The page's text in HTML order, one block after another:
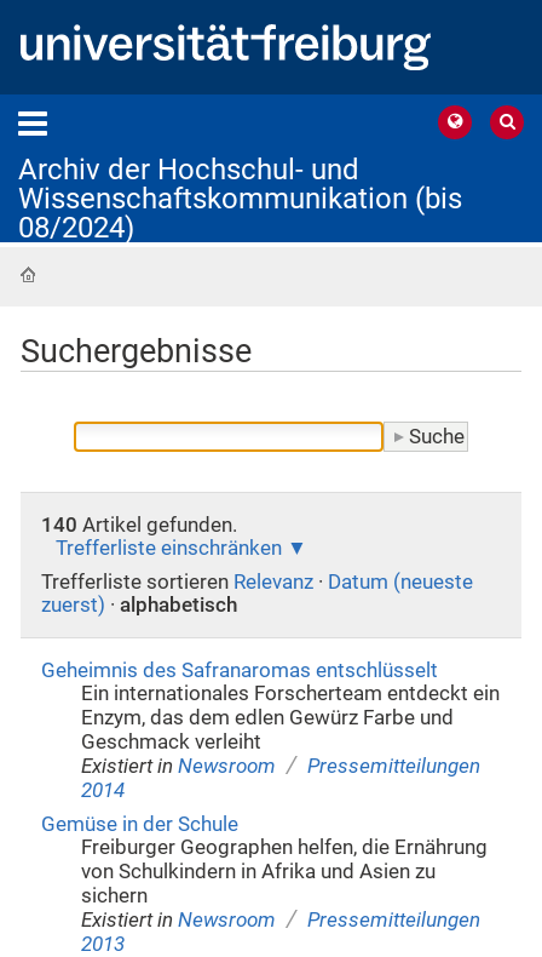
Archiv der Hochschul- und
Wissenschaftskommunikation (bis
08/2024)
Suchergebnisse
140 Artikel gefunden.
Trefferliste einschränken
Trefferliste sortieren Relevanz · Datum (neueste
zuerst) · alphabetisch
Geheimnis des Safranaromas entschlüsselt
Ein internationales Forscherteam entdeckt ein
Enzym, das dem edlen Gewürz Farbe und
Geschmack verleiht
Existiert in Newsroom / Pressemitteilungen
2014
Gemüse in der Schule
Freiburger Geographen helfen, die Ernährung
von Schulkindern in Afrika und Asien zu
sichern
Existiert in Newsroom / Pressemitteilungen
2013